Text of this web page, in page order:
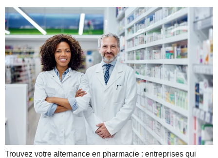
Trouvez votre alternance en pharmacie : entreprises qui